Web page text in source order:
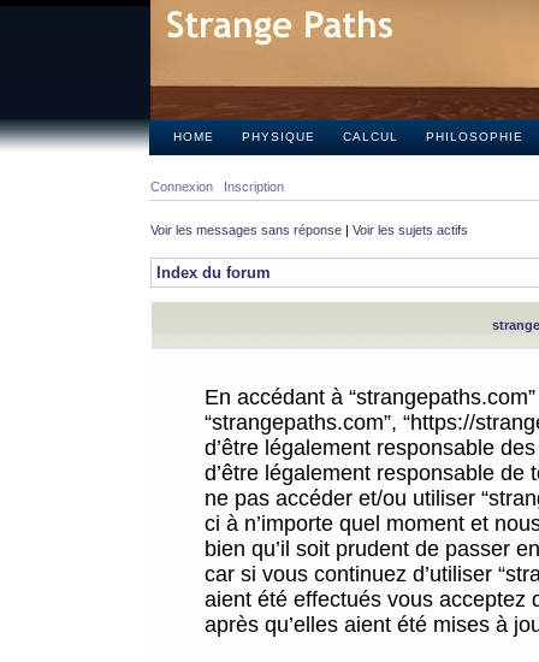
HOME PHYSIQUE CALCUL PHILOSOPHIE
Connexion Inscription
Voir les messages sans réponse | Voir les sujets actifs
Index du forum
En accédant à
“strangepaths.com”, “https://
d’être légalement responsable
d’être légalement responsable
ne pas accéder et/ou utiliser
ci à n’importe quel moment et
bien qu’il soit prudent de passer
car si vous continuez d’utiliser
aient été effectués vous acceptez
après qu’elles aient été mises à